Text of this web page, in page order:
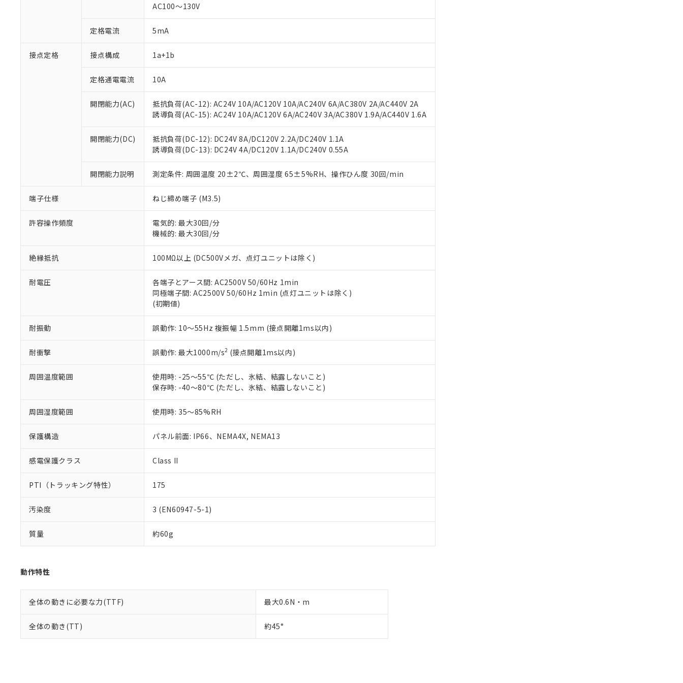
AC100～130V
定格電流 5mA
接点定格 接点構成 1a+1b
定格通電電流 10A
開閉能力(AC)
抵抗負荷(AC-12): AC24V 10A/AC120V 10A/AC240V 6A/AC380V 2A/AC440V 2A
誘導負荷(AC-15): AC24V 10A/AC120V 6A/AC240V 3A/AC380V 1.9A/AC440V 1.6A
開閉能力(DC)
抵抗負荷(DC-12): DC24V 8A/DC120V 2.2A/DC240V 1.1A
誘導負荷(DC-13): DC24V 4A/DC120V 1.1A/DC240V 0.55A
開閉能力説明 測定条件: 周囲温度 20±2℃、周囲湿度 65±5%RH、操作ひん度 30回/min
端子仕様 ねじ締め端子 (M3.5)
許容操作頻度
電気的: 最大30回/分
機械的: 最大30回/分
絶縁抵抗 100MΩ以上 (DC500Vメガ、点灯ユニットは除く)
耐電圧
各端子とアース間: AC2500V 50/60Hz 1min
同極端子間: AC2500V 50/60Hz 1min (点灯ユニットは除く)
(初期値)
耐振動 誤動作: 10～55Hz 複振幅 1.5mm (接点開離1ms以内)
耐衝撃 誤動作: 最大1000m/s2 (接点開離1ms以内)
周囲温度範囲
使用時: -25～55℃ (ただし、氷結、結露しないこと)
保存時: -40～80℃ (ただし、氷結、結露しないこと)
周囲湿度範囲 使用時: 35～85%RH
保護構造 パネル前面: IP66、NEMA4X, NEMA13
感電保護クラス Class II
PTI（トラッキング特性） 175
汚染度 3 (EN60947-5-1)
質量 約60g
動作特性
全体の動きに必要な力(TTF) 最大0.6N・m
全体の動き(TT) 約45°
ご利用条件
以下の条件をお読みいただき、同意のうえご利用ください。
くものです。
当社制御機器事業取扱商品の中には、本サービスの対象外となる商品もあることをご了承ください。
在庫状況および標準価格照会結果は、記載している更新日時点での社内データに基づき作成されるも
のであり、閲覧された時点での実際の在庫および標準価格とは異なる場合があることをご了承くださ
い。
正式な納期状況および標準価格はお客様のお取引先、またはお客様担当のオムロン制御機器販売店・
当社販売員にご相談ください。
オムロン制御機器販売店や当社販売拠点は「 販売ネットワーク
」をご確認ください。
在庫状況および標準価格結果を当社の事前の承諾なく第三者に漏洩または開示しないようお願いしま
す。
マイパーツ機能（部品リスト作成サービス）をご利用いただくには、I-Webメンバーズにご登録され
お客様が当ウェブサイト上で当社にご登録された部品リストについて、当社および当社の共同利用者
が、当社の製品・サービスに関するお客様との取引・商談に必要な範囲で利用することをご了承くだ
さい。
※当社の共同利用者とは、"個人情報の共同利用に関して"
いる法人を指します。
対応済み：EU RoHS指令（10物質）の非含有に対応した製品が提供可能な商品です。
調査・確認中：EU RoHS指令（10物質）の非含有の対応状況を調査中または確認中の商品です。
非該当品：ライセンス料など無形物で、有害物質有無と関係のない商品です。
仕入先様の事情により、非含有部品としていたものが、含有品と判明した場合などやむを得ず変更すること
があります。
六価クロム(Cr(Ⅵ)) 1000ppm以下、ポリ臭化ビフェニル類(PBB) 1000ppm以下、ポリ臭化ジフェニルエーテル類(PBDE) 1000ppm以下、
フタル酸ビス(2-エチルヘキシル) (DEHP)(別名：DOP) 1000ppm以下、フタル酸ブチルベンジル（BBP） 1000ppm以下、フタル酸ジブチ
ル（DBP） 1000ppm以下、フタル酸ジイソブチル (DIBP) 1000ppm以下
但し、RoHS指令で産業用監視および制御機器に対する適用除外項目は除く。
※2 対応予定月
部品在庫の切り替え状況などにより、予定月が前後することがあります。
※3 非含有証明書ダウンロード
下記の非含有証明書をダウンロードすることができます。
EU RoHS指令（10物質）の非含有証明書
51物質の非含有証明書（当社基準）
※本証明書は発行日時点で非含有を証明するもので、過去に遡って非含有を証明するものではありません。
また、RoHS指令のフタル酸エステル類４物質の対応では、対応完了までの期間は出荷製品に未対応品が
混在することから備考欄に対応日を記載しておりました。
既に当社にて対応品への在庫切替を完了していることから、特段のことがない限り、2022年1月12日よ
り割愛しております。
※1 中国RoHS○×表
「×」：最大均質材料含有率が中国RoHSの基準値を超えていることを示します。
「－」：未確認です。当社販売部門へお問い合わせください。
*中国RoHS10物質の基準値 (GB/T26572)：
DBP(フタル酸ジブチル) : 1000ppm、 DIBP(フタル酸ジイソブチル) : 1000ppm、 BBP(フタル酸ブチルベンジル) : 1000ppm、
DEHP(フタル酸ビス(2-エチルヘキシル)) : 1000ppm
※2 環境保護使用期限
「ｅ」：有害物質（10物質）のすべてが基準値以下であることを示します。
「10」：通常の使用状況下において有害物質が外部に漏えいし、環境に深刻な影響を及ぼさない年数を意
味します。
「－」：未確認です。当社販売部門へお問い合わせください。
う）を輸出または国外への提供する場合は、日本国政府の輸出許可(または役務取引許可)を取得する
などの必要な手続きをとります。
当社は規制貨物を破棄する場合は、完全に破砕するなど、違法に輸出されないよう必要な手段を講じ
当社は貴社製品を、核兵器、ミサイル、化学兵器、生物兵器またはその他武器並びにこれらの製造装
置等に一切使用いたしません。
当社は、貴社製品を第三者に販売する場合は、上記1、2および3の内容を当該第三者に通知します。
また当社は、販売先および販売に係わる関係者が違法に輸出するおそれがある場合は、取り引きをい
たしません。
記
号
説明
○ 一定数以上の在庫あり
△ 一定数には満たないが在庫あり
－
在庫なし(最新の在庫状況については、お客様のお取引先、またはお客様担当のオムロン制御
機器販売店・当社販売員にご確認ください)
空
白
受注生産機種、また在庫状況の情報を公開していない機種